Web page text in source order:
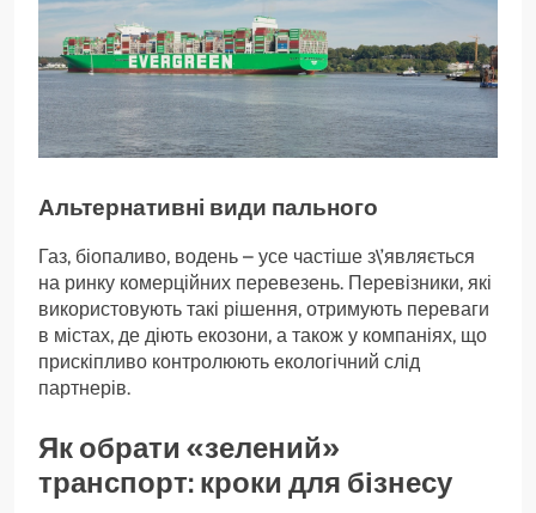
Альтернативні види пального
Газ, біопаливо, водень – усе частіше з\’являється
на ринку комерційних перевезень. Перевізники, які
використовують такі рішення, отримують переваги
в містах, де діють екозони, а також у компаніях, що
прискіпливо контролюють екологічний слід
партнерів.
Як обрати «зелений»
транспорт: кроки для бізнесу